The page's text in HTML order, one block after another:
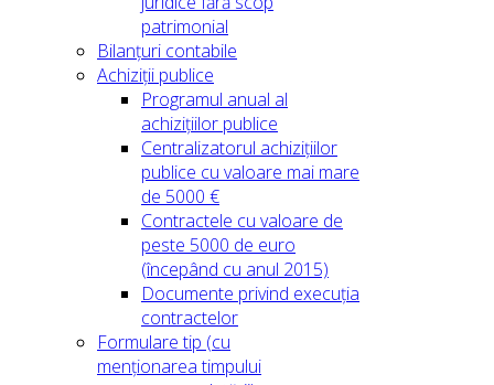
patrimonial
Bilanțuri contabile
Achiziții publice
Programul anual al
achizițiilor publice
Centralizatorul achizițiilor
publice cu valoare mai mare
de 5000 €
Contractele cu valoare de
peste 5000 de euro
(începând cu anul 2015)
Documente privind execuția
contractelor
Formulare tip (cu
menționarea timpului